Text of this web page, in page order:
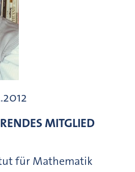
MITGLIED
für Mathematik